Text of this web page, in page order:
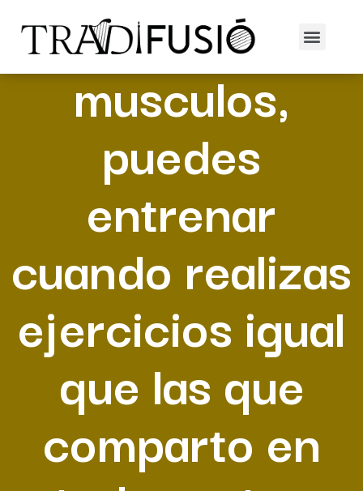
Seri­a como las
musculos,
puedes
entrenar
cuando realizas
ejercicios igual
que las que
comparto en